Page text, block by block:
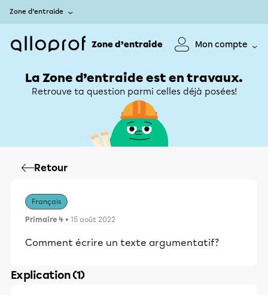
Zone d’entraide
Zone d’entraide Mon compte
La Zone d’entraide est en travaux.
Retrouve ta question parmi celles déjà posées!
Retour
Français
Primaire 4 • 15 août 2022
Comment écrire un texte argumentatif?
Explication (1)